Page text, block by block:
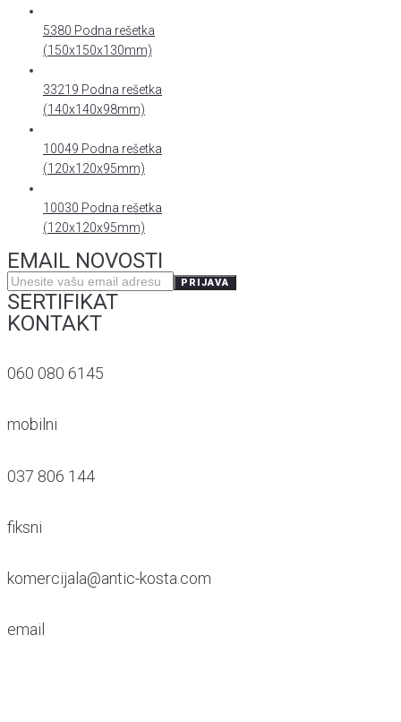
5380 Podna rešetka
(150x150x130mm)
33219 Podna rešetka
(140x140x98mm)
10049 Podna rešetka
(120x120x95mm)
10030 Podna rešetka
(120x120x95mm)
EMAIL NOVOSTI
PRIJAVA
SERTIFIKAT
KONTAKT
060 080 6145
mobilni
037 806 144
fiksni
komercijala@antic-kosta.com
email